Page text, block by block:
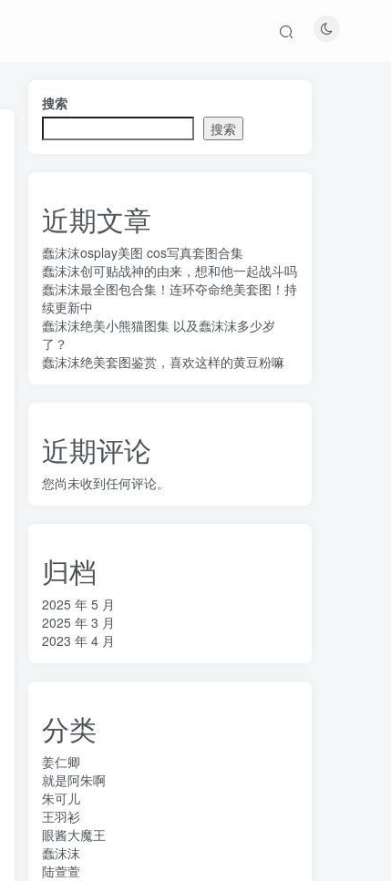
搜索
搜索
近期文章
蠢沫沫osplay美图 cos写真套图合集
蠢沫沫创可贴战神的由来，想和他一起战斗吗
蠢沫沫最全图包合集！连环夺命绝美套图！持
续更新中
蠢沫沫绝美小熊猫图集 以及蠢沫沫多少岁
了？
蠢沫沫绝美套图鉴赏，喜欢这样的黄豆粉嘛
近期评论
您尚未收到任何评论。
归档
2025 年 5 月
2025 年 3 月
2023 年 4 月
分类
姜仁卿
就是阿朱啊
朱可儿
王羽衫
眼酱大魔王
蠢沫沫
陆萱萱